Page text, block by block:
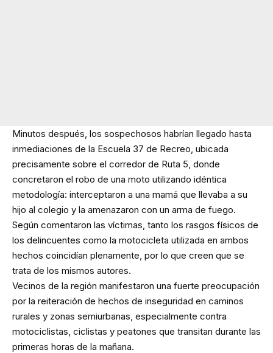
Minutos después, los sospechosos habrían llegado hasta
inmediaciones de la Escuela 37 de Recreo, ubicada
precisamente sobre el corredor de Ruta 5, donde
concretaron el robo de una moto utilizando idéntica
metodología: interceptaron a una mamá que llevaba a su
hijo al colegio y la amenazaron con un arma de fuego.
Según comentaron las víctimas, tanto los rasgos físicos de
los delincuentes como la motocicleta utilizada en ambos
hechos coincidían plenamente, por lo que creen que se
trata de los mismos autores.
Vecinos de la región manifestaron una fuerte preocupación
por la reiteración de hechos de inseguridad en caminos
rurales y zonas semiurbanas, especialmente contra
motociclistas, ciclistas y peatones que transitan durante las
primeras horas de la mañana.